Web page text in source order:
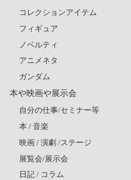
コレクションアイテム
フィギュア
ノベルティ
アニメネタ
ガンダム
本や映画や展示会
自分の仕事/セミナー等
本 / 音楽
映画 / 演劇 /ステージ
展覧会/展示会
日記 / コラム